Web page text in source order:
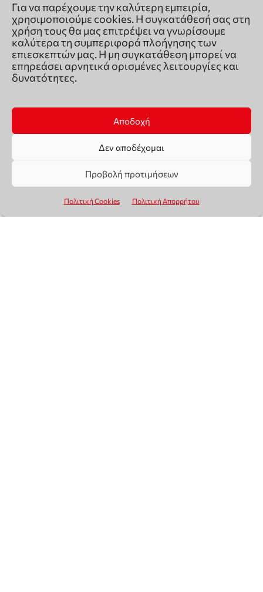
Για να παρέχουμε την καλύτερη εμπειρία,
χρησιμοποιούμε cookies. Η συγκατάθεσή σας στη
χρήση τους θα μας επιτρέψει να γνωρίσουμε
καλύτερα τη συμπεριφορά πλοήγησης των
επιεσκεπτών μας. Η μη συγκατάθεση μπορεί να
επηρεάσει αρνητικά ορισμένες λειτουργίες και
δυνατότητες.
Αποδοχή
Δεν αποδέχομαι
Προβολή προτιμήσεων
Πολιτική Cookies Πολιτική Απορρήτου